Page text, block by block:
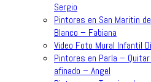
Sergio
Pintores en San Maritin
Blanco – Fabiana
Video Foto Mural Infantil
Pintores en Parla –
afinado – Angel